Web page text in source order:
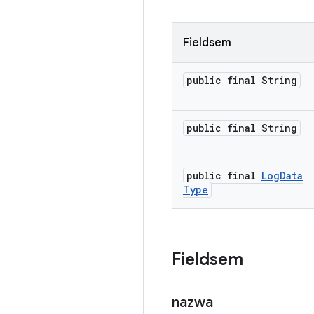
Fieldsem
public final String
public final String
public final LogData
Type
Fieldsem
nazwa